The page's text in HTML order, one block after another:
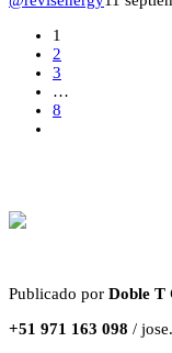
1
2
3
…
8
Publicado por Doble T
+51 971 163 098 /